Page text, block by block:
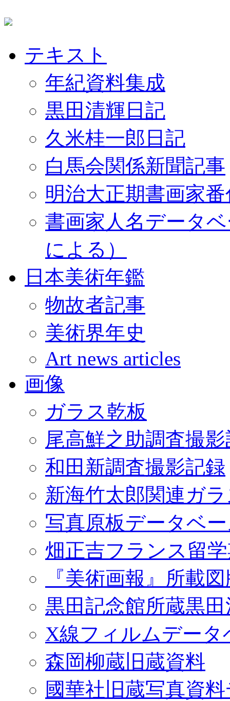
テキスト
年紀資料集成
黒田清輝日記
久米桂一郎日記
白馬会関係新聞記事
明治大正期書画家
書画家人名データ
による）
日本美術年鑑
物故者記事
美術界年史
Art news articles
画像
ガラス乾板
尾高鮮之助調査撮
和田新調査撮影記録
新海竹太郎関連ガ
写真原板データベ
畑正吉フランス留
『美術画報』所載
黒田記念館所蔵黒
X線フィルムデータ
森岡柳蔵旧蔵資料
國華社旧蔵写真資